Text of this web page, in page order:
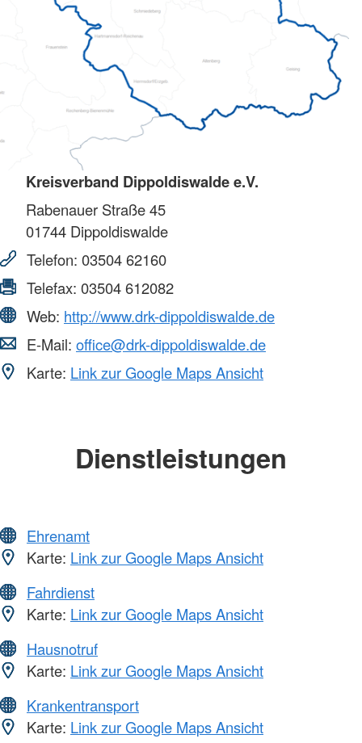
Kreisverband Dippoldiswalde e.V.
Rabenauer Straße 45
01744 Dippoldiswalde
Telefon: 03504 62160
Telefax: 03504 612082
Web: http://www.drk-dippoldiswalde.de
E-Mail: office@drk-dippoldiswalde.de
Karte: Link zur Google Maps Ansicht
Dienstleistungen
Ehrenamt
Karte: Link zur Google Maps Ansicht
Fahrdienst
Karte: Link zur Google Maps Ansicht
Hausnotruf
Karte: Link zur Google Maps Ansicht
Krankentransport
Karte: Link zur Google Maps Ansicht